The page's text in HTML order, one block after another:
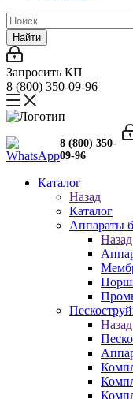
Найти
Запросить КП
8 (800) 350-09-96
8 (800) 350-
09-96
Каталог
Назад
Каталог
Аппараты
Назад
Назад